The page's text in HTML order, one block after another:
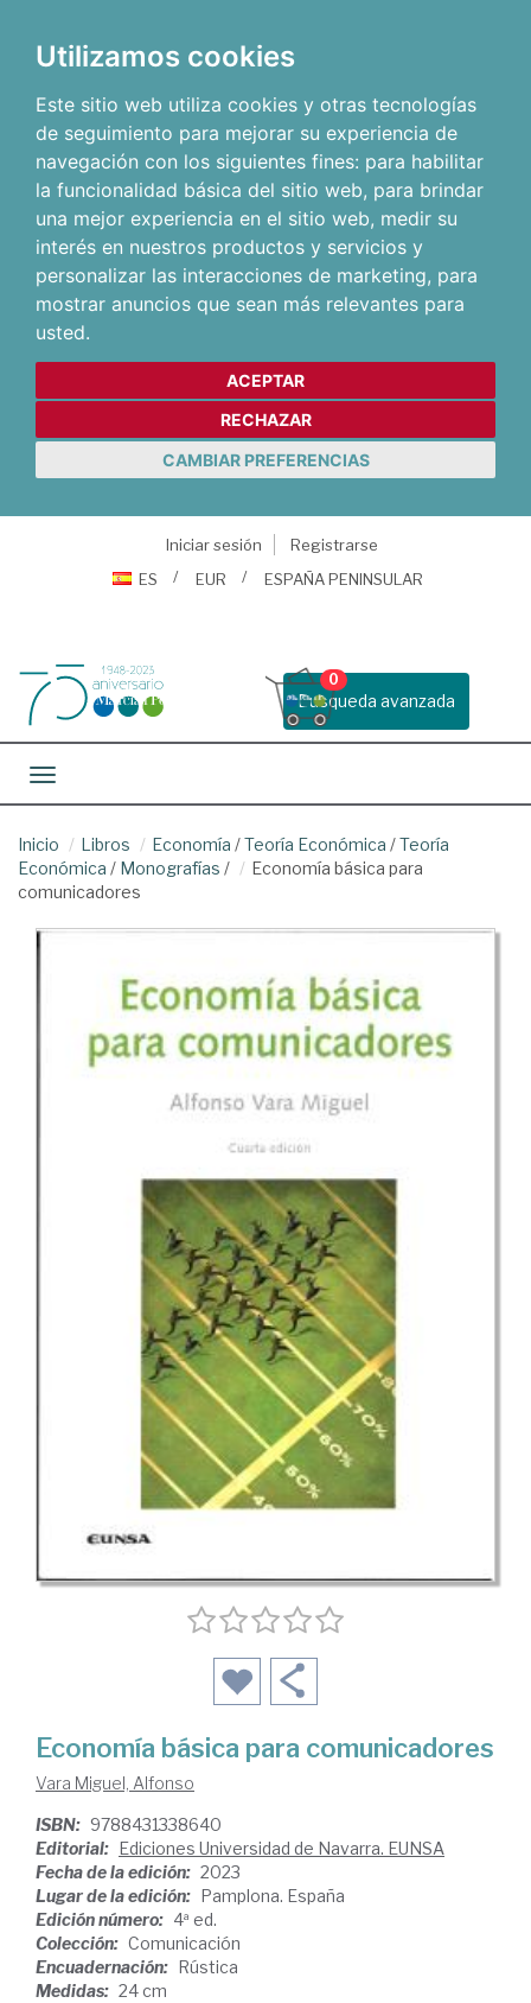
Utilizamos cookies
Este sitio web utiliza cookies y otras tecnologías
de seguimiento para mejorar su experiencia de
navegación con los siguientes fines: para habilitar
la funcionalidad básica del sitio web, para brindar
una mejor experiencia en el sitio web, medir su
interés en nuestros productos y servicios y
personalizar las interacciones de marketing, para
mostrar anuncios que sean más relevantes para
usted.
ACEPTAR
RECHAZAR
CAMBIAR PREFERENCIAS
Iniciar sesión
Registrarse
ES
EUR ESPAÑA PENINSULAR
Busqueda avanzada
0
Toggle navigation
Inicio Libros Economía /Teoría Económica /Teoría
Económica / Monografías /
Economía básica para
comunicadores
Economía básica para comunicadores
Vara Miguel, Alfonso
ISBN: 9788431338640
Editorial: Ediciones Universidad de Navarra. EUNSA
Fecha de la edición: 2023
Lugar de la edición: Pamplona. España
Edición número: 4ª ed.
Colección: Comunicación
Encuadernación: Rústica
Medidas: 24 cm